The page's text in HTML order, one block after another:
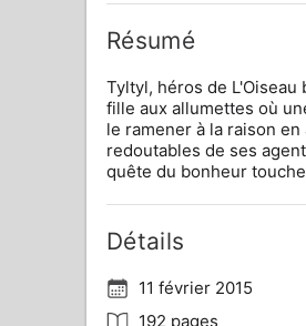
Résumé
Tyltyl, héros de
fille aux allumettes où
le ramener à la raison
redoutables de ses
quête du bonheur
Détails
11 février 2015
192 pages